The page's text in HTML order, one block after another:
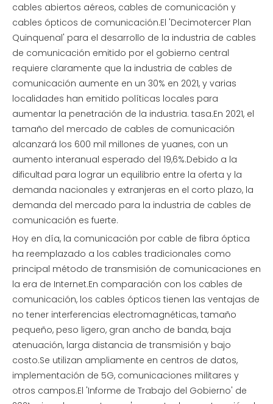
cables abiertos aéreos, cables de comunicación y
cables ópticos de comunicación.El 'Decimotercer Plan
Quinquenal' para el desarrollo de la industria de cables
de comunicación emitido por el gobierno central
requiere claramente que la industria de cables de
comunicación aumente en un 30% en 2021, y varias
localidades han emitido políticas locales para
aumentar la penetración de la industria. tasa.En 2021, el
tamaño del mercado de cables de comunicación
alcanzará los 600 mil millones de yuanes, con un
aumento interanual esperado del 19,6%.Debido a la
dificultad para lograr un equilibrio entre la oferta y la
demanda nacionales y extranjeras en el corto plazo, la
demanda del mercado para la industria de cables de
comunicación es fuerte.
Hoy en día, la comunicación por cable de fibra óptica
ha reemplazado a los cables tradicionales como
principal método de transmisión de comunicaciones en
la era de Internet.En comparación con los cables de
comunicación, los cables ópticos tienen las ventajas de
no tener interferencias electromagnéticas, tamaño
pequeño, peso ligero, gran ancho de banda, baja
atenuación, larga distancia de transmisión y bajo
costo.Se utilizan ampliamente en centros de datos,
implementación de 5G, comunicaciones militares y
otros campos.El 'Informe de Trabajo del Gobierno' de